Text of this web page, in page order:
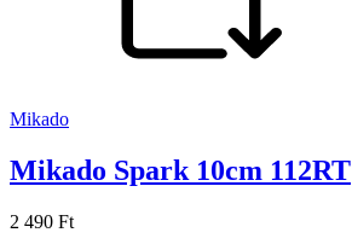
Mikado
Mikado Spark 10cm 112RT
2 490 Ft